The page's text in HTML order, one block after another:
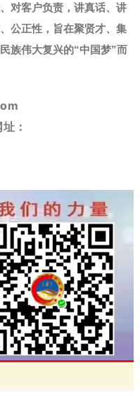
对客户负责，讲真话、讲
公正性，旨在聚贤才、集
族伟大复兴的“中国梦”而
：